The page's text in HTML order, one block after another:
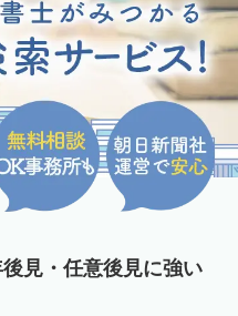
見・任意後見に強い